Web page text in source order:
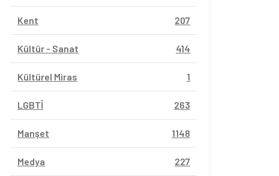
Kent 207
Kültür - Sanat 414
Kültürel Miras 1
LGBTİ 263
Manşet 1148
Medya 227